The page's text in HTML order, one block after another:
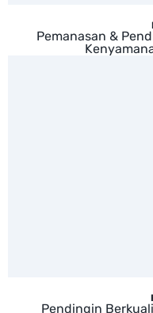
Pemanasan &
Pendingin